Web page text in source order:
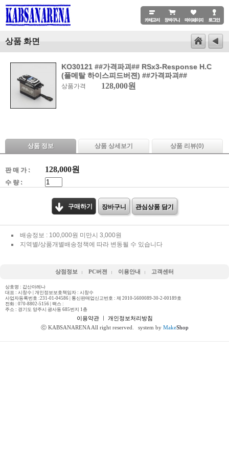
상품 화면
KO30121 ##가격파괴## RSx3-Response H.C
(풀메탈 하이스피드버젼) ##가격파괴##
상품가격 128,000원
상품 정보 상품 상세보기 상품 리뷰(0)
판 매 가 : 128,000원
수 량 :
구매하기 장바구니 관심상품 담기
배송정보 : 100,000원 미만시 3,000원
지역별/상품개별배송정책에 따라 변동될 수 있습니다
상점정보 PC버젼 이용안내 고객센터
상호명 : 갑산아레나
대표 : 시창수 | 개인정보보호책임자 : 시창수
사업자등록번호 :231-01-04586 | 통신판매업신고번호 : 제 2010-5600089-30-2-00189호
전화 : 070-8802-5156 | 팩스 :
주소 : 경기도 양주시 광사동 685번지 1층
이용약관ㅣ 개인정보처리방침
ⓒ KABSANARENA All right reserved.
system by MakeShop